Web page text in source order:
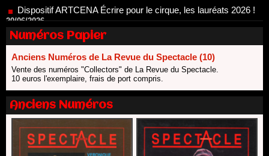
18/06/2026
Les 10 lauréats du Fonds Grandes Formes Théâtre 2026
SACD
13/06/2026
Nomination de Nathalie Garraud et Olivier Saccomano à la
direction du Théâtre de Gennevilliers - CDN
13/06/2026
Dispositif SACD Auteurs d'espaces : les lauréats 2026
18/03/2026
Numéros Papier
Anciens Numéros de La Revue du Spectacle (10)
Vente des numéros "Collectors" de La Revue du Spectacle.
10 euros l'exemplaire, frais de port compris.
Anciens Numéros